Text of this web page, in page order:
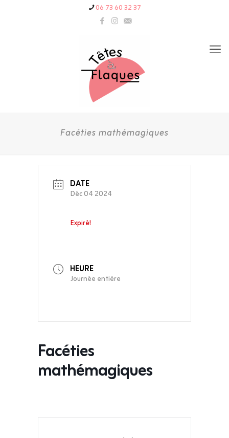
06 73 60 32 37
Facéties mathémagiques
DATE
Déc 04 2024
Expiré!
HEURE
Journée entière
Facéties
mathémagiques